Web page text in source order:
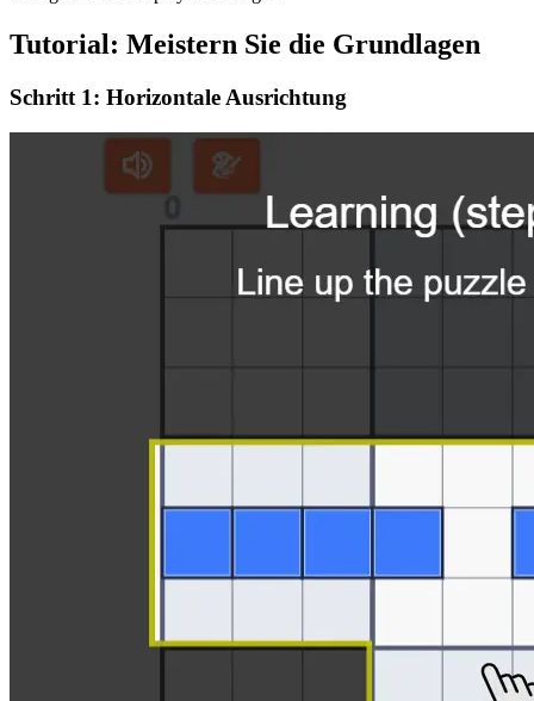
Tutorial: Meistern Sie die Grundlagen
Schritt 1: Horizontale Ausrichtung